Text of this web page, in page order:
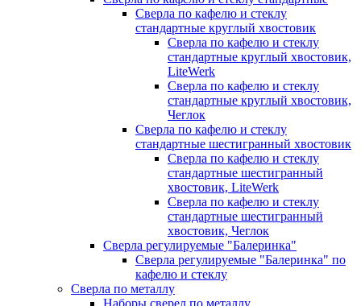
Сверла по кафелю и стеклу
стандартные круглый хвостовик
Сверла по кафелю и стеклу
стандартные круглый хвостовик,
LiteWerk
Сверла по кафелю и стеклу
стандартные круглый хвостовик,
Чеглок
Сверла по кафелю и стеклу
стандартные шестигранный хвостовик
Сверла по кафелю и стеклу
стандартные шестигранный
хвостовик, LiteWerk
Сверла по кафелю и стеклу
стандартные шестигранный
хвостовик, Чеглок
Сверла регулируемые "Балеринка"
Сверла регулируемые "Балеринка" по
кафелю и стеклу
Сверла по металлу